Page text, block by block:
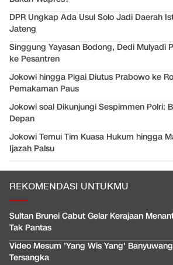
DPR Ungkap Ada Usul Solo Jadi Daerah
Jateng
Singgung Yayasan Bodong, Dedi Mulyadi
ke Pesantren
Jokowi hingga Pigai Diutus Prabowo ke
Pemakaman Paus
Jokowi soal Dikunjungi Sespimmen Polri:
Depan
Jokowi Temui Tim Kuasa Hukum hingga
Ijazah Palsu
REKOMENDASI UNTUKMU
Sultan Brunei Cabut Gelar Kerajaan
Tak Pantas
Video Mesum 'Yang Wis Yang'
Tersangka